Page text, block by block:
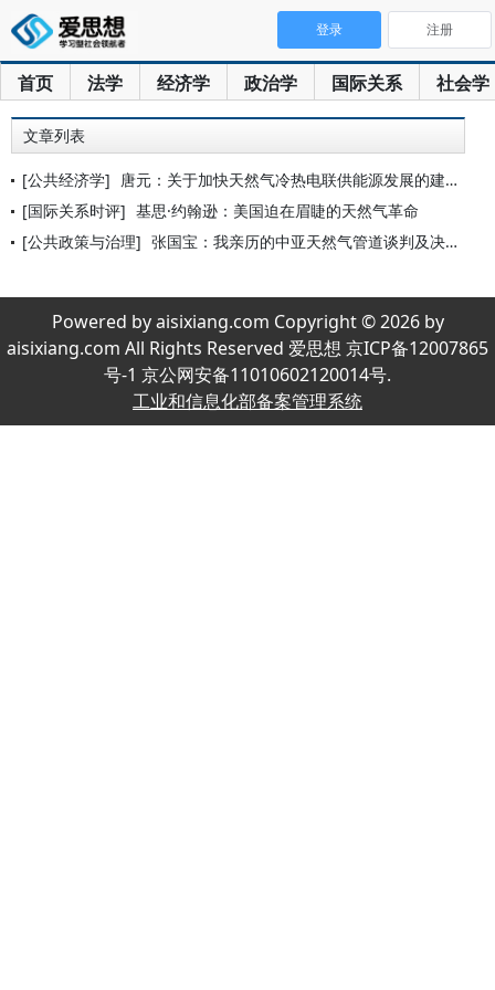
首页 法学 经济学 政治学 国际关系 社会学
登录 注册
文章列表
[公共经济学] 唐元：关于加快天然气冷热电联供能源发展的建议
[国际关系时评] 基思·约翰逊：美国迫在眉睫的天然气革命
[公共政策与治理] 张国宝：我亲历的中亚天然气管道谈判及决策过程
Powered by aisixiang.com Copyright © 2026 by
aisixiang.com All Rights Reserved 爱思想 京ICP备12007865
号-1 京公网安备11010602120014号.
工业和信息化部备案管理系统